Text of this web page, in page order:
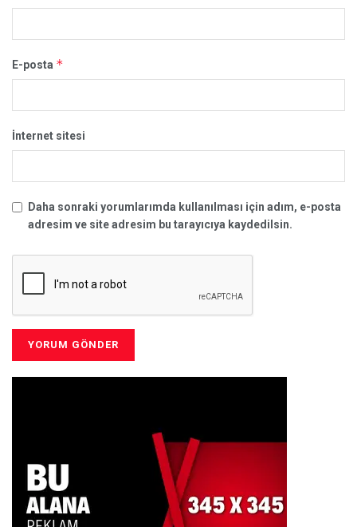
E-posta *
İnternet sitesi
Daha sonraki yorumlarımda kullanılması için adım, e-posta
adresim ve site adresim bu tarayıcıya kaydedilsin.